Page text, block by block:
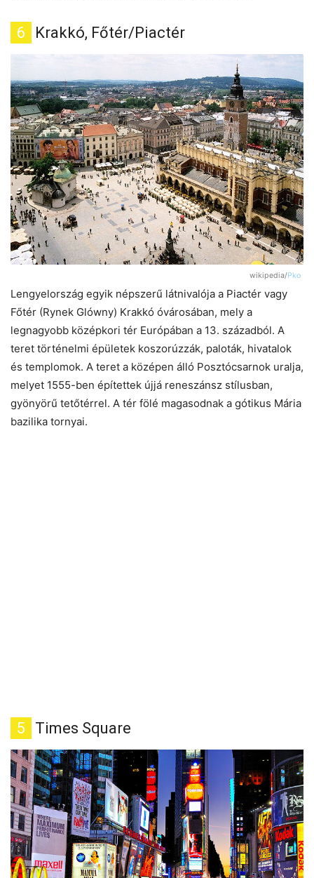
6 Krakkó, Főtér/Piactér
wikipedia/Pko
Lengyelország egyik népszerű látnivalója a Piactér vagy
Főtér (Rynek Glówny) Krakkó óvárosában, mely a
legnagyobb középkori tér Európában a 13. századból. A
teret történelmi épületek koszorúzzák, paloták, hivatalok
és templomok. A teret a középen álló Posztócsarnok uralja,
melyet 1555-ben építettek újjá reneszánsz stílusban,
gyönyörű tetőtérrel. A tér fölé magasodnak a gótikus Mária
bazilika tornyai.
5 Times Square